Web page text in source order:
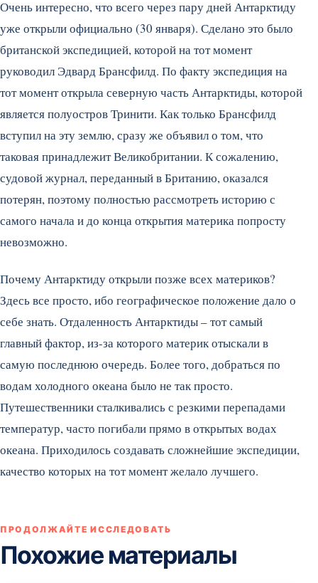
Очень интересно, что всего через пару дней Антарктиду
уже открыли официально (30 января). Сделано это было
британской экспедицией, которой на тот момент
руководил Эдвард Брансфилд. По факту экспедиция на
тот момент открыла северную часть Антарктиды, которой
является полуостров Тринити. Как только Брансфилд
вступил на эту землю, сразу же объявил о том, что
таковая принадлежит Великобритании. К сожалению,
судовой журнал, переданный в Британию, оказался
потерян, поэтому полностью рассмотреть историю с
самого начала и до конца открытия материка попросту
невозможно.
Почему Антарктиду открыли позже всех материков?
Здесь все просто, ибо географическое положение дало о
себе знать. Отдаленность Антарктиды – тот самый
главный фактор, из-за которого материк отыскали в
самую последнюю очередь. Более того, добраться по
водам холодного океана было не так просто.
Путешественники сталкивались с резкими перепадами
температур, часто погибали прямо в открытых водах
океана. Приходилось создавать сложнейшие экспедиции,
качество которых на тот момент желало лучшего.
ПРОДОЛЖАЙТЕ ИССЛЕДОВАТЬ
Похожие материалы